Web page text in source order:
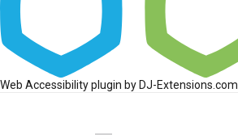
Web Accessibility plugin by DJ-Extensions.com